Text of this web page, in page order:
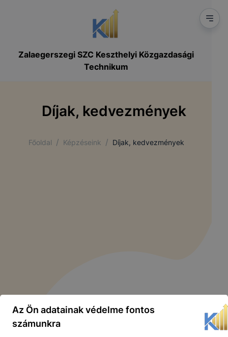
Zalaegerszegi SZC Keszthelyi Közgazdasági
Technikum
Díjak, kedvezmények
Főoldal / Képzéseink / Díjak, kedvezmények
Az Ön adatainak védelme fontos
számunkra